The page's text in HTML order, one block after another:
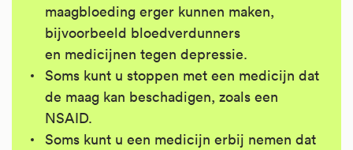
maagbloeding erger kunnen maken,
bijvoorbeeld bloedverdunners
en medicijnen tegen depressie.
Soms kunt u stoppen met een medicijn dat
de maag kan beschadigen, zoals een
NSAID.
Soms kunt u een medicijn erbij nemen dat